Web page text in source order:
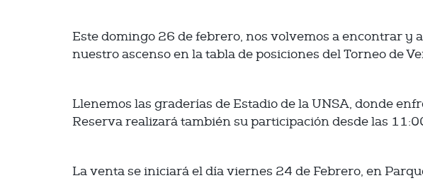
Este domingo 26 de febrero, nos volvemos a encontrar
nuestro ascenso en la tabla de posiciones del Torneo de
Llenemos las graderías de Estadio de la UNSA, donde
Reserva realizará también su participación desde las
La venta se iniciará el día viernes 24 de Febrero, en